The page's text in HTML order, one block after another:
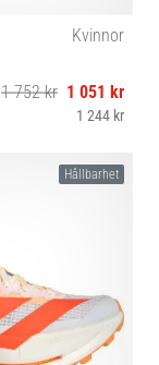
Kvinnor
1 752 kr 1 051 kr
1 244 kr
Hållbarhet